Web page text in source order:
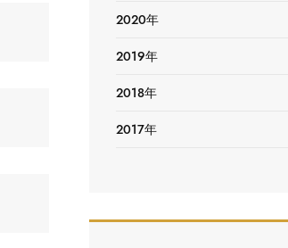
2020年
2019年
2018年
2017年